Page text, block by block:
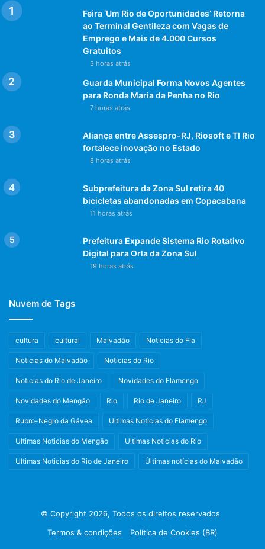
Feira ‘Um Rio de Oportunidades’ Retorna
ao Terminal Gentileza com Vagas de
Emprego e Mais de 4.000 Cursos
Gratuitos
3 horas atrás
Guarda Municipal Forma Novos Agentes
para Ronda Maria da Penha no Rio
7 horas atrás
Aliança entre Assespro-RJ, Riosoft e TI Rio
fortalece inovação no Estado
8 horas atrás
Subprefeitura da Zona Sul retira 40
bicicletas abandonadas em Copacabana
11 horas atrás
Prefeitura Expande Sistema Rio Rotativo
Digital para Orla da Zona Sul
19 horas atrás
Nuvem de Tags
cultura cultural Malvadão Noticias do Fla
Noticias do Malvadão Noticias do Rio
Noticias do Rio de Janeiro Novidades do Flamengo
Novidades do Mengão Rio Rio de Janeiro RJ
Rubro-Negro da Gávea Ultimas Noticias do Flamengo
Ultimas Noticias do Mengão Ultimas Noticias do Rio
Ultimas Noticias do Rio de Janeiro Últimas notícias do Malvadão
© Copyright 2026, Todos os direitos reservados
Termos & condições
Política de Cookies (BR)